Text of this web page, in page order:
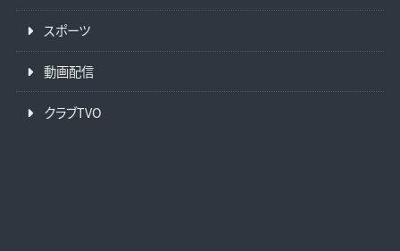
スポーツ
動画配信
クラブTVO